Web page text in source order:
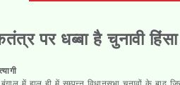
पर धब्बा है चुनावी हिंसा